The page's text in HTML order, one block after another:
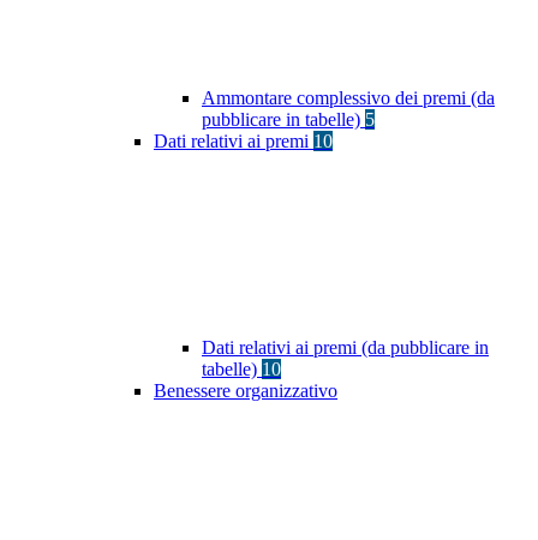
Ammontare complessivo dei premi (da
pubblicare in tabelle) 5
Dati relativi ai premi 10
Dati relativi ai premi (da pubblicare in
tabelle) 10
Benessere organizzativo